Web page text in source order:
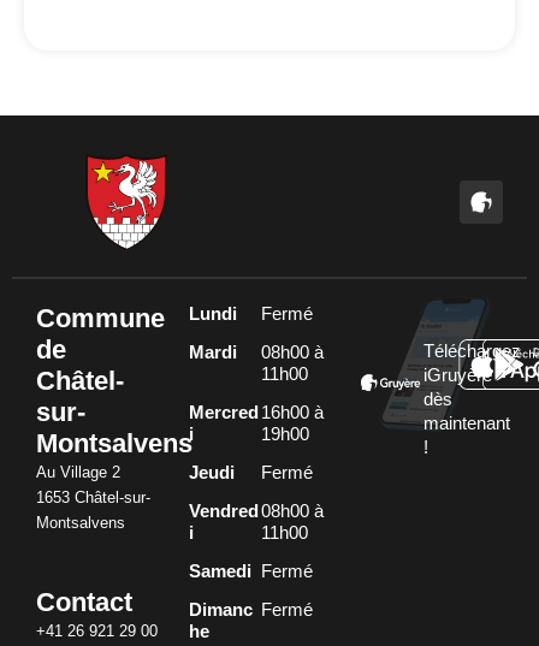
Commune
de
Châtel-
sur-
Montsalvens
Au Village 2
1653 Châtel-sur-
Montsalvens
Contact
+41 26 921 29 00
Lundi
Fermé
Mardi
08h00 à
11h00
Mercred
i
16h00 à
19h00
Jeudi
Fermé
Vendred
i
08h00 à
11h00
Samedi
Fermé
Dimanc
he
Fermé
Téléchargez
iGruyère
dès
maintenant
!